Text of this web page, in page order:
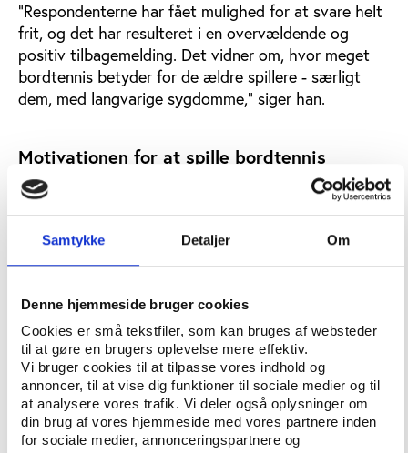
Samtykke Detaljer Om
Denne hjemmeside bruger cookies
Cookies er små tekstfiler, som kan bruges af websteder
til at gøre en brugers oplevelse mere effektiv.
Vi bruger cookies til at tilpasse vores indhold og
annoncer, til at vise dig funktioner til sociale medier og til
at analysere vores trafik. Vi deler også oplysninger om
din brug af vores hjemmeside med vores partnere inden
for sociale medier, annonceringspartnere og
"Respondenterne har fået mulighed for at svare helt
frit, og det har resulteret i en overvældende og
positiv tilbagemelding. Det vidner om, hvor meget
bordtennis betyder for de ældre spillere - særligt
dem, med langvarige sygdomme," siger han.
Motivationen for at spille bordtennis
Udover at bordtennis tilsyneladende er en hjælp for
ældre, der lever med langvarige sygdomme, oplever
effekter ved bordtennis. 40 pct. oplever, at
bordtennis bidrager til at opretholde hukommelse,
effekt på humøret.
I undersøgelsen fortæller en 64-årig kvinde, at
bordtennis er en nødvendighed i hendes liv.
”Dér finder jeg oplevelser af fællesskab, humor og
venlige medspillere,” siger hun.